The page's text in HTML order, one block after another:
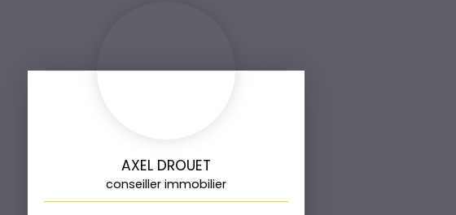
AXEL DROUET
conseiller immobilier